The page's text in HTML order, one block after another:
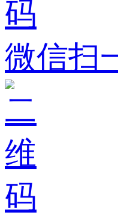
微信扫